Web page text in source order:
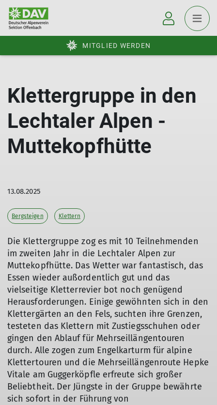
MITGLIED WERDEN
Klettergruppe in den
Lechtaler Alpen -
Muttekopfhütte
13.08.2025
Bergsteigen Klettern
Die Klettergruppe zog es mit 10 Teilnehmenden
im zweiten Jahr in die Lechtaler Alpen zur
Muttekopfhütte. Das Wetter war fantastisch, das
Essen wieder außordentlich gut und das
vielseitige Kletterrevier bot noch genügend
Herausforderungen. Einige gewöhnten sich in den
Klettergärten an den Fels, suchten ihre Grenzen,
testeten das Klettern mit Zustiegsschuhen oder
gingen den Ablauf für Mehrseillängentouren
durch. Alle zogen zum Engelkarturm für alpine
Klettertouren und die Mehrseillängenroute Hepke
Vitale am Guggerköpfle erfreute sich großer
Beliebtheit. Der Jüngste in der Gruppe bewährte
sich sofort in der Führung von